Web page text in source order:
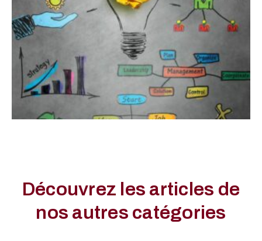
Découvrez les articles de
nos autres catégories